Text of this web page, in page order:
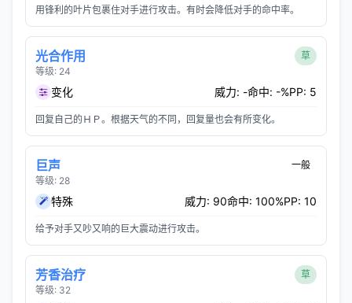
用锋利的叶片包裹住对手进行攻击。有时会降低对手的命中率。
光合作用
等级: 24
草
变化 威力: -命中: -%PP: 5
回复自己的ＨＰ。根据天气的不同，回复量也会有所变化。
巨声
等级: 28
一般
特殊 威力: 90命中: 100%PP: 10
给予对手又吵又响的巨大震动进行攻击。
芳香治疗
等级: 32
草